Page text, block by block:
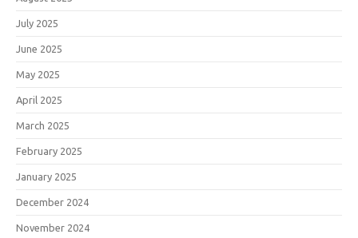
July 2025
June 2025
May 2025
April 2025
March 2025
February 2025
January 2025
December 2024
November 2024